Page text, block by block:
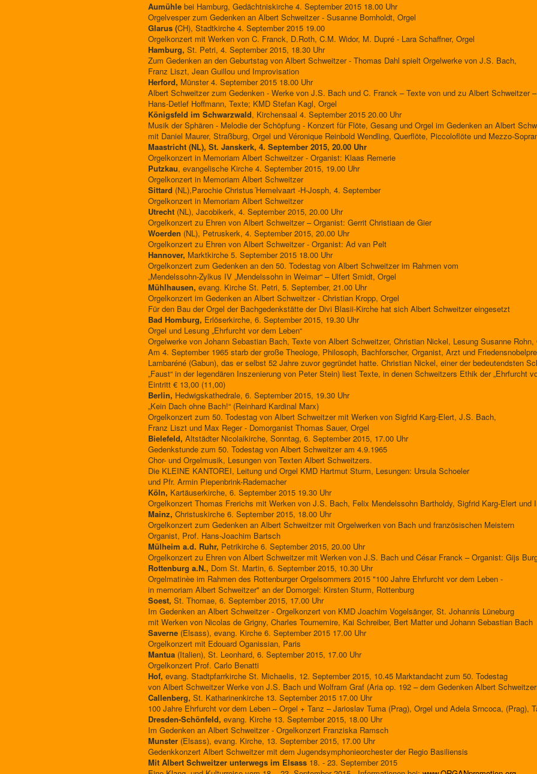
Aumühle bei Hamburg, Gedächtniskirche 4. September 2015 18.00 Uhr
Orgelvesper zum Gedenken an Albert Schweitzer - Susanne Bornholdt, Orgel
Glarus (CH), Stadtkirche 4. September 2015 19.00
Orgelkonzert mit Werken von C. Franck, D.Roth, C.M. Widor, M. Dupré - Lara Schaffner, Orgel
Hamburg, St. Petri, 4. September 2015, 18.30 Uhr
Zum Gedenken an den Geburtstag von Albert Schweitzer - Thomas Dahl spielt Orgelwerke von J.S. Bach,
Franz Liszt, Jean Guillou und Improvisation
Herford, Münster 4. September 2015 18.00 Uhr
Albert Schweitzer zum Gedenken - Werke von J.S. Bach und C. Franck – Texte von und zu Albert Schweitzer –
Hans-Detlef Hoffmann, Texte; KMD Stefan Kagl, Orgel
Königsfeld im Schwarzwald, Kirchensaal 4. September 2015 20.00 Uhr
Musik der Sphären - Melodie der Schöpfung - Konzert für Flöte, Gesang und Orgel im Gedenken an Albert
mit Daniel Maurer, Straßburg, Orgel und Véronique Reinbold Wendling, Querflöte, Piccoloflöte und Mezzo-
Maastricht (NL), St. Janskerk, 4. September 2015, 20.00 Uhr
Orgelkonzert in Memoriam Albert Schweitzer - Organist: Klaas Remerie
Putzkau, evangelische Kirche 4. September 2015, 19.00 Uhr
Orgelkonzert in Memoriam Albert Schweitzer
Sittard (NL),Parochie Christus´Hemelvaart -H-Josph, 4. September
Orgelkonzert in Memoriam Albert Schweitzer
Utrecht (NL), Jacobikerk, 4. September 2015, 20.00 Uhr
Orgelkonzert zu Ehren von Albert Schweitzer – Organist: Gerrit Christiaan de Gier
Woerden (NL), Petruskerk, 4. September 2015, 20.00 Uhr
Orgelkonzert zu Ehren von Albert Schweitzer - Organist: Ad van Pelt
Hannover, Marktkirche 5. September 2015 18.00 Uhr
Orgelkonzert zum Gedenken an den 50. Todestag von Albert Schweitzer im Rahmen vom
„Mendelssohn-Zylkus IV „Mendelssohn in Weimar“ – Ulfert Smidt, Orgel
Mühlhausen, evang. Kirche St. Petri, 5. September, 21.00 Uhr
Orgelkonzert im Gedenken an Albert Schweitzer - Christian Kropp, Orgel
Für den Bau der Orgel der Bachgedenkstätte der Divi Blasii-Kirche hat sich Albert Schweitzer eingesetzt
Bad Homburg, Erlöserkirche, 6. September 2015, 19.30 Uhr
Orgel und Lesung „Ehrfurcht vor dem Leben“
Orgelwerke von Johann Sebastian Bach, Texte von Albert Schweitzer, Christian Nickel, Lesung Susanne Rohn,
Am 4. September 1965 starb der große Theologe, Philosoph, Bachforscher, Organist, Arzt und
Lambaréné (Gabun), das er selbst 52 Jahre zuvor gegründet hatte. Christian Nickel, einer der bedeutendsten
„Faust“ in der legendären Inszenierung von Peter Stein) liest Texte, in denen Schweitzers Ethik der „Ehrfurcht
Eintritt € 13,00 (11,00)
Berlin, Hedwigskathedrale, 6. September 2015, 19.30 Uhr
„Kein Dach ohne Bach!“ (Reinhard Kardinal Marx)
Orgelkonzert zum 50. Todestag von Albert Schweitzer mit Werken von Sigfrid Karg-Elert, J.S. Bach,
Franz Liszt und Max Reger - Domorganist Thomas Sauer, Orgel
Bielefeld, Altstädter Nicolaikirche, Sonntag, 6. September 2015, 17.00 Uhr
Gedenkstunde zum 50. Todestag von Albert Schweitzer am 4.9.1965
Chor- und Orgelmusik, Lesungen von Texten Albert Schweitzers.
Die KLEINE KANTOREI, Leitung und Orgel KMD Hartmut Sturm, Lesungen: Ursula Schoeler
und Pfr. Armin Piepenbrink-Rademacher
Köln, Kartäuserkirche, 6. September 2015 19.30 Uhr
Orgelkonzert Thomas Frerichs mit Werken von J.S. Bach, Felix Mendelssohn Bartholdy, Sigfrid Karg-Elert und
Mainz, Christuskirche 6. September 2015, 18.00 Uhr
Orgelkonzert zum Gedenken an Albert Schweitzer mit Orgelwerken von Bach und französischen Meistern
Organist, Prof. Hans-Joachim Bartsch
Mülheim a.d. Ruhr, Petrikirche 6. September 2015, 20.00 Uhr
Orgelkonzert zu Ehren von Albert Schweitzer mit Werken von J.S. Bach und César Franck – Organist: Gijs
Rottenburg a.N., Dom St. Martin, 6. September 2015, 10.30 Uhr
Orgelmatinèe im Rahmen des Rottenburger Orgelsommers 2015 "100 Jahre Ehrfurcht vor dem Leben -
in memoriam Albert Schweitzer" an der Domorgel: Kirsten Sturm, Rottenburg
Soest, St. Thomae, 6. September 2015, 17.00 Uhr
Im Gedenken an Albert Schweitzer - Orgelkonzert von KMD Joachim Vogelsänger, St. Johannis Lüneburg
mit Werken von Nicolas de Grigny, Charles Tournemire, Kai Schreiber, Bert Matter und Johann Sebastian Bach
Saverne (Elsass), evang. Kirche 6. September 2015 17.00 Uhr
Orgelkonzert mit Edouard Oganissian, Paris
Mantua (Italien), St. Leonhard, 6. September 2015, 17.00 Uhr
Orgelkonzert Prof. Carlo Benatti
Hof, evang. Stadtpfarrkirche St. Michaelis, 12. September 2015, 10.45 Marktandacht zum 50. Todestag
von Albert Schweitzer Werke von J.S. Bach und Wolfram Graf (Aria op. 192 – dem Gedenken Albert
Callenberg, St. Katharinenkirche 13. September 2015 17.00 Uhr
100 Jahre Ehrfurcht vor dem Leben – Orgel + Tanz – Jarioslav Tuma (Prag), Orgel und Adela Srncoca, (Prag),
Dresden-Schönfeld, evang. Kirche 13. September 2015, 18.00 Uhr
Im Gedenken an Albert Schweitzer - Orgelkonzert Franziska Ramsch
Munster (Elsass), evang. Kirche, 13. September 2015, 17.00 Uhr
Gedenkkonzert Albert Schweitzer mit dem Jugendsymphonieorchester der Regio Basiliensis
Mit Albert Schweitzer unterwegs im Elsass 18. - 23. September 2015